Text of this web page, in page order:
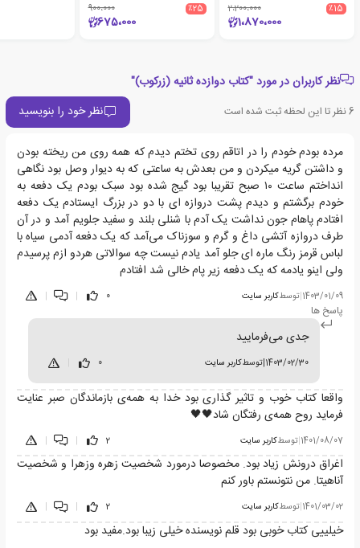
٪15 2،200،000
1،870،000
٪25 900،000
675،000
نظر کاربران در مورد "کتاب دوازده ثانیه (زرکوب)"
6نظر تا این لحظه ثبت شده است نظر خود را بنویسید
مرده بودم خودم را در اتاقم روی تختم دیدم که همه روی من ریخته بودن
و داشتن گریه میکردن و من بعدش به ساعتی که به دیوار وصل بود نگاهی
انداختم ساعت ۱۰ صبح تقریبا بود گیج شده بود سبک بودم یک دفعه به
خودم برگشتم و دیدم پشت دروازه ای با دو در بزرگ ایستادم یک دفعه
افتادم پاهام جون نداشت یک آدم با شنلی بلند و سفید جلویم آمد و در آن
طرف دروازه آتشی داغ و گرم و سوزناک می‌آمد که یک دفعه آدمی سیاه با
لباس قرمز رنگ ماره ای جلو آمد یادم نیست چه سوالاتی هردو ازم پرسیدم
ولی اینو یادمه که یک دفعه زیر پام خالی شد افتادم
1403/01/09
|توسطکاربر سایت 0
|
|
پاسخ ها
جدی می‌فرمایید
1403/02/30
|توسطکاربر سایت 0
واقعا کتاب خوب و تاثیر گذاری بود خدا به همه‌ی بازماندگان صبر عنایت
فرماید روح همه‌ی رفتگان شاد🖤🖤
1401/08/07
|توسطکاربر سایت 2
|
|
اغراق درونش زیاد بود. مخصوصا درمورد شخصیت زهره وزهرا و شخصیت
آناهیتا. من نتونستم باور کنم
1401/03/02
|توسطکاربر سایت 2
|
|
خیلییی کتاب خوبی بود قلم نویسنده خیلی زیبا بود.مفید بود